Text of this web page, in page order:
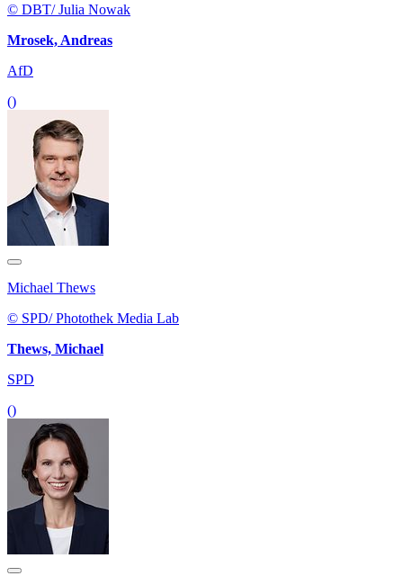
© DBT/ Julia Nowak
Mrosek, Andreas
AfD
()
Michael Thews
© SPD/ Photothek Media Lab
Thews, Michael
SPD
()